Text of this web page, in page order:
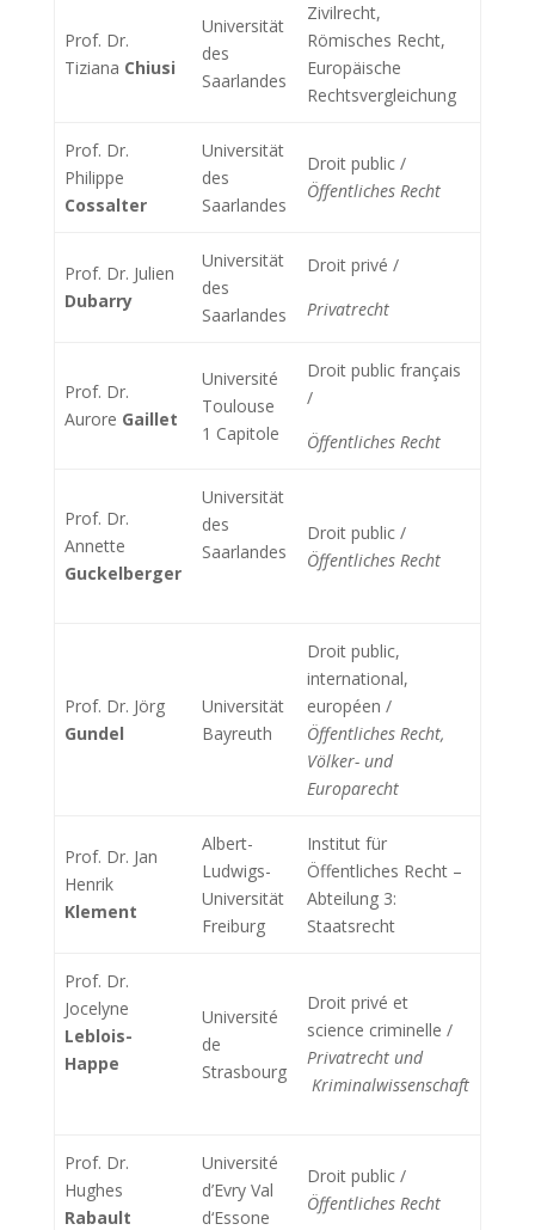
Prof. Dr.
Tiziana Chiusi
Universität
des
Saarlandes
Zivilrecht,
Römisches Recht,
Europäische
Rechtsvergleichung
Prof. Dr.
Philippe
Cossalter
Universität
des
Saarlandes
Droit public /
Öffentliches Recht
Prof. Dr. Julien
Dubarry
Universität
des
Saarlandes
Droit privé /
Privatrecht
Prof. Dr.
Aurore Gaillet
Université
Toulouse
1 Capitole
Droit public français
/
Öffentliches Recht
Prof. Dr.
Annette
Guckelberger
Universität
des
Saarlandes
Droit public /
Öffentliches Recht
Prof. Dr. Jörg
Gundel
Universität
Bayreuth
Droit public,
international,
européen /
Öffentliches Recht,
Völker- und
Europarecht
Prof. Dr. Jan
Henrik
Klement
Albert-
Ludwigs-
Universität
Freiburg
Institut für
Öffentliches Recht –
Abteilung 3:
Staatsrecht
Prof. Dr.
Jocelyne
Leblois-
Happe
Université
de
Strasbourg
Droit privé et
science criminelle /
Privatrecht und
Kriminalwissenschaft
Prof. Dr.
Hughes
Rabault
Université
d’Evry Val
d‘Essone
Droit public /
Öffentliches Recht